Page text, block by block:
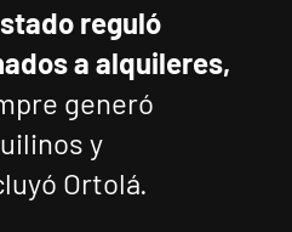
reguló
a alquileres,
generó
y
Ortolá.